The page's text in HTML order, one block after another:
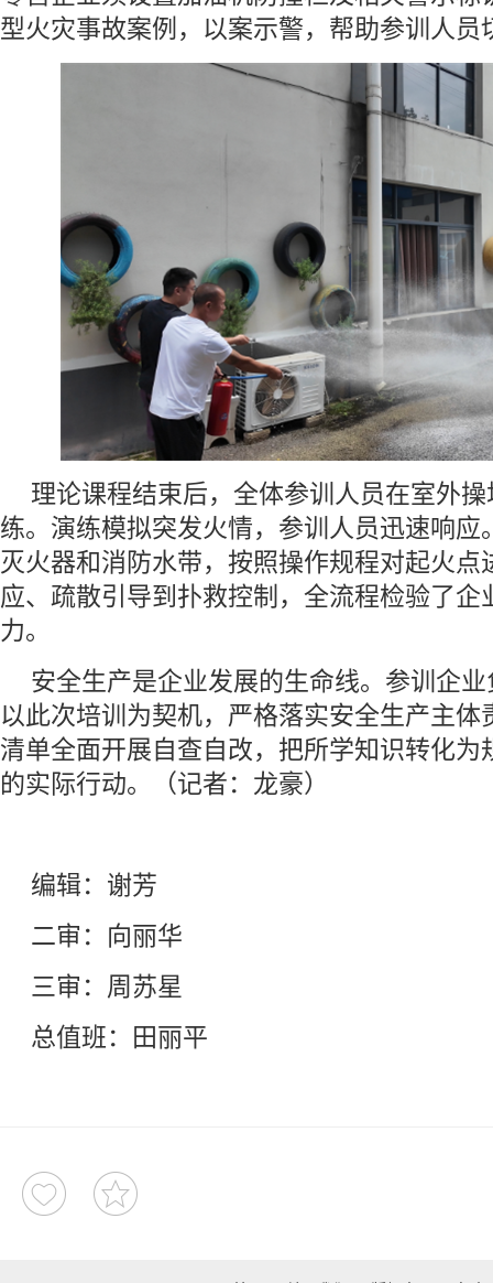
型火灾事故案例，以案示警，帮助参训人员
理论课程结束后，全体参训人员在室外
练。演练模拟突发火情，参训人员迅速响应
灭火器和消防水带，按照操作规程对起火点
应、疏散引导到扑救控制，全流程检验了企
力。
安全生产是企业发展的生命线。参训企
以此次培训为契机，严格落实安全生产主体
清单全面开展自查自改，把所学知识转化为
的实际行动。（记者：龙豪）
编辑：谢芳
二审：向丽华
三审：周苏星
总值班：田丽平